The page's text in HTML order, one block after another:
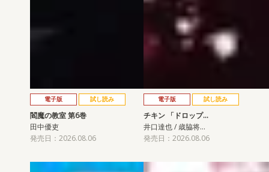
電子版 試し読み
閻魔の教室 第6巻
田中優吏
発売日：2026.08.06
電子版 試し読み
チキン 「ドロップ…
井口達也 / 歳脇将…
発売日：2026.08.06